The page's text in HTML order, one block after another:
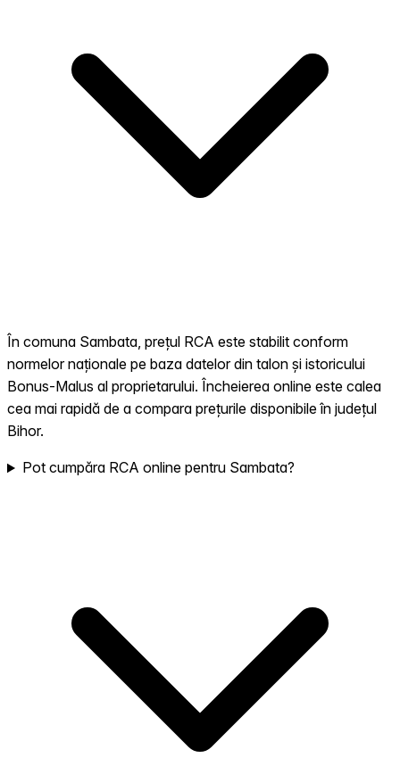
În comuna Sambata, prețul RCA este stabilit conform
normelor naționale pe baza datelor din talon și istoricului
Bonus-Malus al proprietarului. Încheierea online este calea
cea mai rapidă de a compara prețurile disponibile în județul
Bihor.
Pot cumpăra RCA online pentru Sambata?